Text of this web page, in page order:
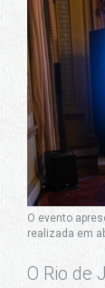
O evento
realizada em
O Rio de